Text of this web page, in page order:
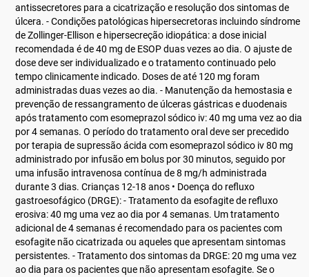
antissecretores para a cicatrização e resolução dos sintomas de
úlcera. - Condições patológicas hipersecretoras incluindo síndrome
de Zollinger-Ellison e hipersecreção idiopática: a dose inicial
recomendada é de 40 mg de ESOP duas vezes ao dia. O ajuste de
dose deve ser individualizado e o tratamento continuado pelo
tempo clinicamente indicado. Doses de até 120 mg foram
administradas duas vezes ao dia. - Manutenção da hemostasia e
prevenção de ressangramento de úlceras gástricas e duodenais
após tratamento com esomeprazol sódico iv: 40 mg uma vez ao dia
por 4 semanas. O período do tratamento oral deve ser precedido
por terapia de supressão ácida com esomeprazol sódico iv 80 mg
administrado por infusão em bolus por 30 minutos, seguido por
uma infusão intravenosa contínua de 8 mg/h administrada
durante 3 dias. Crianças 12-18 anos • Doença do refluxo
gastroesofágico (DRGE): - Tratamento da esofagite de refluxo
erosiva: 40 mg uma vez ao dia por 4 semanas. Um tratamento
adicional de 4 semanas é recomendado para os pacientes com
esofagite não cicatrizada ou aqueles que apresentam sintomas
persistentes. - Tratamento dos sintomas da DRGE: 20 mg uma vez
ao dia para os pacientes que não apresentam esofagite. Se o